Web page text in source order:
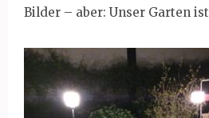
Bilder – aber: Unser Garten ist